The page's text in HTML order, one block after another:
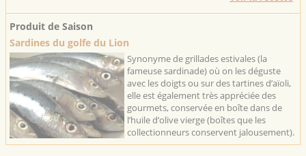
Produit de Saison
Sardines du golfe du Lion
Synonyme de grillades estivales (la
fameuse sardinade) où on les déguste
avec les doigts ou sur des tartines d’aïoli,
elle est également très appréciée des
gourmets, conservée en boîte dans de
l’huile d’olive vierge (boîtes que les
collectionneurs conservent jalousement).